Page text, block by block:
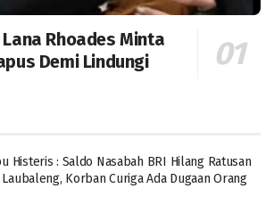
Rhoades Minta
Demi Lindungi
Histeris : Saldo Nasabah BRI Hilang Ratusan
Laubaleng, Korban Curiga Ada Dugaan Orang